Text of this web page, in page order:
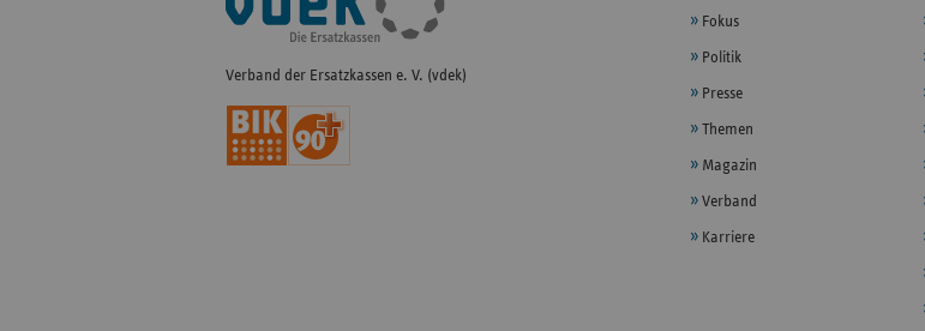
Navigation
Verband der Ersatzkassen e. V. (vdek)
Fokus
Politik
Presse
Themen
Magazin
Verband
Karriere